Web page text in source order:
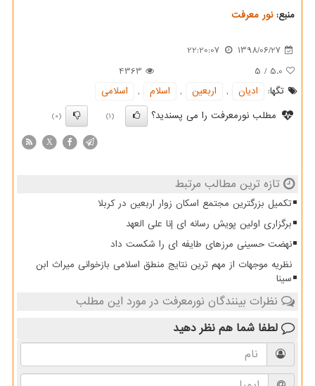
منبع:نور معرفت
1398/06/27
22:20:07
5.0
/
5
4363
تگها:
ادیان , اربعین , اسلام ,
اسلامی
مطلب نورمعرفت را می پسندید؟
(1)
(0)
X
تازه ترین مطالب مرتبط
تکمیل بزرگترین مجتمع اسکان زوار اربعین در کربلا
برگزاری اولین پویش رسانه ای إنا علی العهد
نهضت حسینی مرزهای طایفه ای را شکست داد
نظریه موجهات از مهم ترین نتایج منطق اسلامی بازخوانی میراث ابن
سینا
نظرات بینندگان نورمعرفت در مورد این مطلب
لطفا شما هم نظر دهید